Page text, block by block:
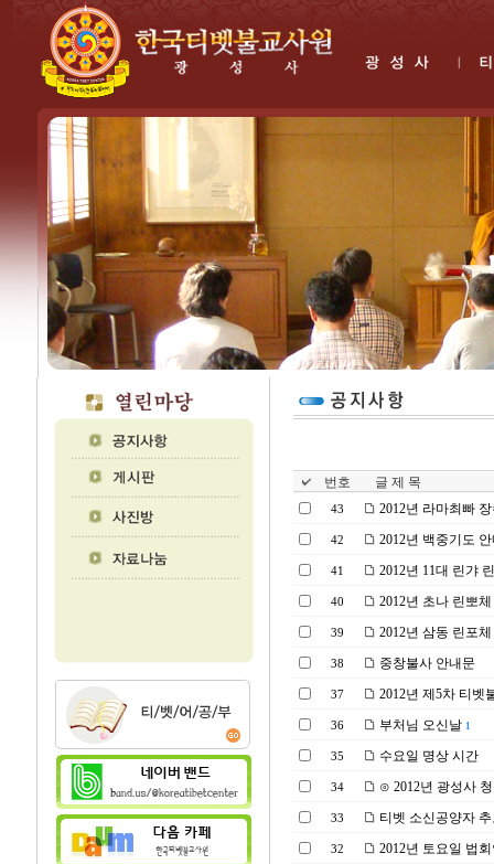
번호 글 제 목
43 2012년 라마최빠
42 2012년 백중기도
41 2012년 11대 린갸
40 2012년 초나 린뽀
39 2012년 삼동 린포
38 중창불사 안내문
37 2012년 제5차 티벳
36 부처님 오신날 1
35 수요일 명상 시간
34 ⊙ 2012년 광성사
33 티벳 소신공양자
32 2012년 토요일 법